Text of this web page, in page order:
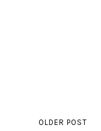
OLDER POST